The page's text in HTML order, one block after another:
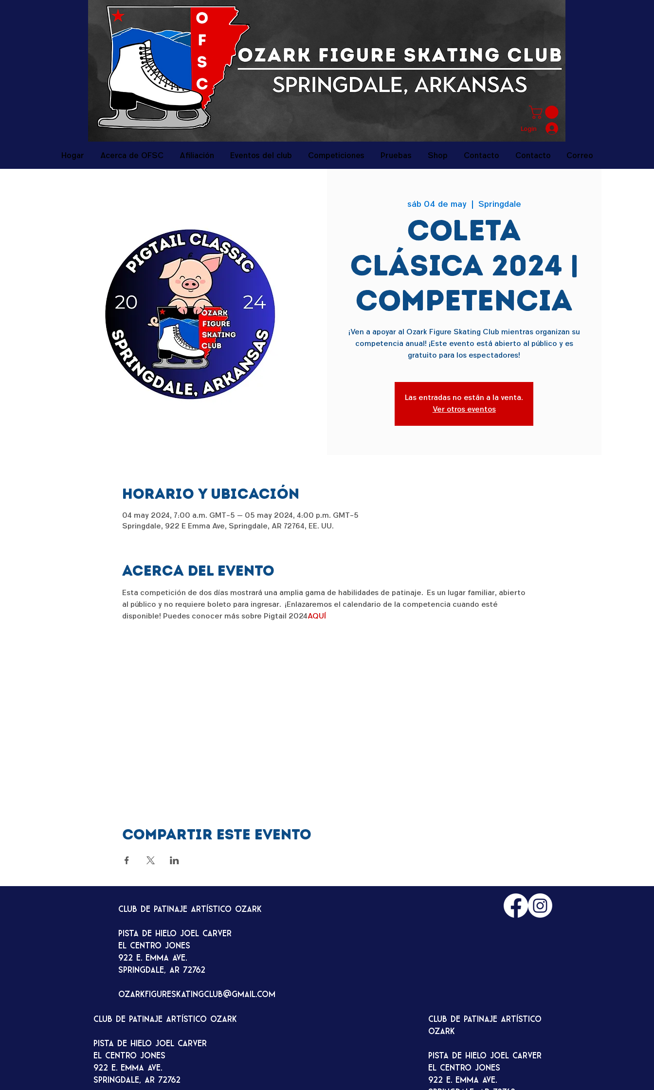
Login
Hogar Acerca de OFSC Afiliación Eventos del club Competiciones Pruebas Shop Contacto Contacto Correo
sáb 04 de may
  |
Springdale
Coleta
Clásica 2024 |
Competencia
¡Ven a apoyar al Ozark Figure Skating Club mientras organizan su
competencia anual! ¡Este evento está abierto al público y es
gratuito para los espectadores!
Las entradas no están a la venta.
Ver otros eventos
Horario y ubicación
04 may 2024, 7:00 a.m. GMT-5 – 05 may 2024, 4:00 p.m. GMT-5
Springdale, 922 E Emma Ave, Springdale, AR 72764, EE. UU.
Acerca del evento
Esta competición de dos días mostrará una amplia gama de habilidades de patinaje.  Es un lugar familiar, abierto
al público y no requiere boleto para ingresar.  ¡Enlazaremos el calendario de la competencia cuando esté
disponible! Puedes conocer más sobre Pigtail 2024AQUÍ
Compartir este evento
Club de patinaje artístico Ozark
Pista de hielo Joel Carver
El Centro Jones
922 E. Emma Ave.
Springdale, AR 72762
ozarkfigureskatingclub@gmail.com
Club de patinaje artístico Ozark
Pista de hielo Joel Carver
El Centro Jones
922 E. Emma Ave.
Springdale, AR 72762
Club de patinaje artístico
Ozark
Pista de hielo Joel Carver
El Centro Jones
922 E. Emma Ave.